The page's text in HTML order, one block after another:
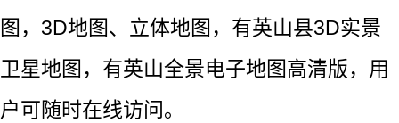
图，3D地图、立体地图，有英山县3D实景
卫星地图，有英山全景电子地图高清版，用
户可随时在线访问。